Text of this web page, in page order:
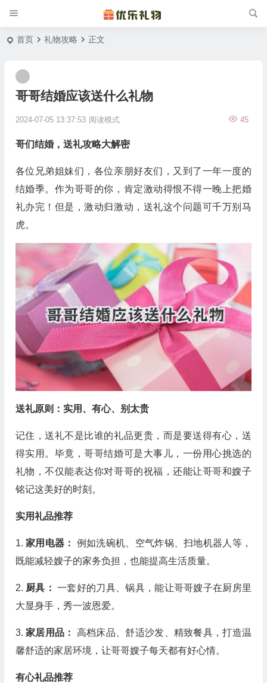
首页 礼物攻略 正文
哥哥结婚应该送什么礼物
2024-07-05 13:37:53 45
阅读模式
哥们结婚，送礼攻略大解密
各位兄弟姐妹们，各位亲朋好友们，又到了一年一度的
结婚季。作为哥哥的你，肯定激动得恨不得一晚上把婚
礼办完！但是，激动归激动，送礼这个问题可千万别马
虎。
送礼原则：实用、有心、别太贵
记住，送礼不是比谁的礼品更贵，而是要送得有心，送
得实用。毕竟，哥哥结婚可是大事儿，一份用心挑选的
礼物，不仅能表达你对哥哥的祝福，还能让哥哥和嫂子
铭记这美好的时刻。
实用礼品推荐
1. 家用电器： 例如洗碗机、空气炸锅、扫地机器人等，
既能减轻嫂子的家务负担，也能提高生活质量。
2. 厨具：一套好的刀具、锅具，能让哥哥嫂子在厨房里
大显身手，秀一波恩爱。
3. 家居用品： 高档床品、舒适沙发、精致餐具，打造温
馨舒适的家居环境，让哥哥嫂子每天都有好心情。
有心礼品推荐